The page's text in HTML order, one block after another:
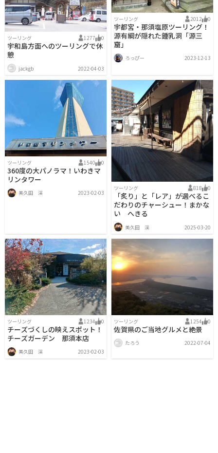
ツーリング 1277 0
宇和島方面へのツーリングで休
憩
jackgb 2022-04-03
ツーリング 2012 0
宇都宮・那須塩原ツーリング！
源有綱が隠れた鍾乳洞「源三
窟」
ろっぴー 2023-12-13
ツーリング 1540 0
360度の大パノラマ！いわきマ
リンタワー
美久田 渓 2023-02-03
ツーリング 818 0
「炙り」と「レア」が選べるこ
だわりのチャーシュー！まかな
い へきる
美久田 渓 2025-03-20
ツーリング 1234 0
チーズづくしの映えスポット！
チーズガーデン 那須本店
美久田 渓 2023-02-03
ツーリング 1254 0
佐賀県のご当地グルメと絶景
たろう 2022-07-04